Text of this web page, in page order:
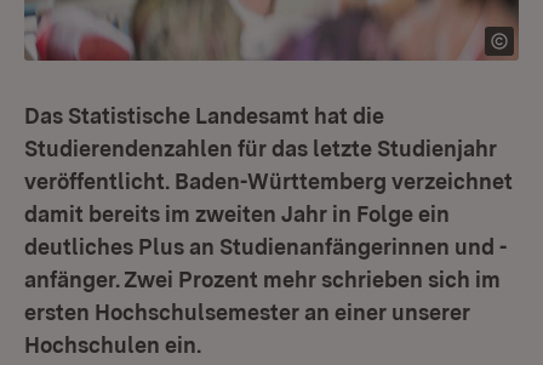
Das Statistische Landesamt hat die
Studierendenzahlen für das letzte Studienjahr
veröffentlicht. Baden-Württemberg verzeichnet
damit bereits im zweiten Jahr in Folge ein
deutliches Plus an Studienanfängerinnen und -
anfänger. Zwei Prozent mehr schrieben sich im
ersten Hochschulsemester an einer unserer
Hochschulen ein.